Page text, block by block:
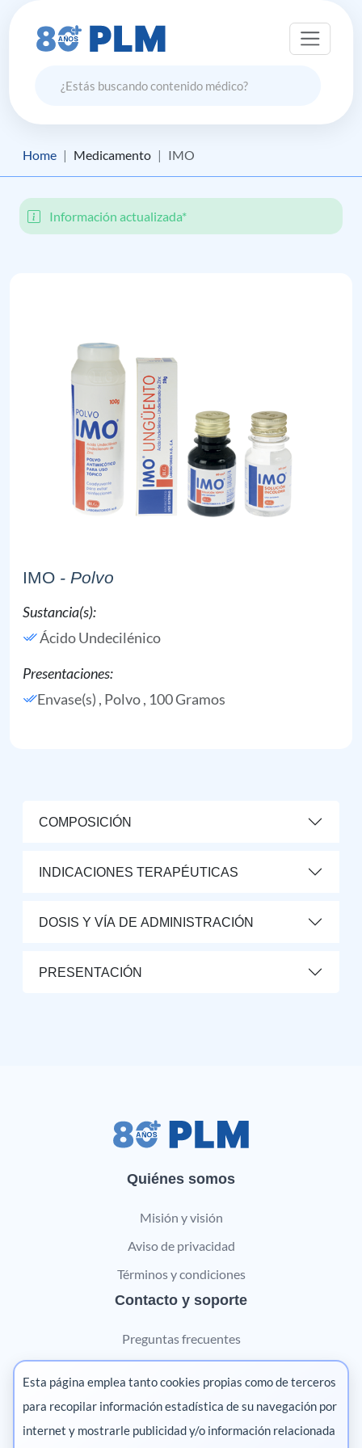
Home Medicamento IMO
Información actualizada*
IMO - Polvo
Sustancia(s):
Ácido Undecilénico
Presentaciones:
Envase(s) , Polvo , 100 Gramos
COMPOSICIÓN
INDICACIONES TERAPÉUTICAS
DOSIS Y VÍA DE ADMINISTRACIÓN
PRESENTACIÓN
Quiénes somos
Misión y visión
Aviso de privacidad
Términos y condiciones
Contacto y soporte
Preguntas frecuentes
Contáctanos
Marketing digital
Pharma
Esta página emplea tanto cookies propias como de terceros
para recopilar información estadística de su navegación por
internet y mostrarle publicidad y/o información relacionada